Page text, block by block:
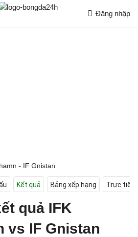
Đăng nhập
- IF Gnistan
Kết quả Bảng xếp hạng Trực tiếp
quả IFK
vs IF Gnistan